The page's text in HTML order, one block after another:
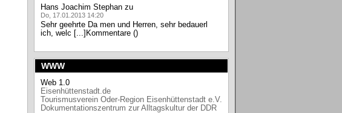
Hans Joachim Stephan zu
Do, 17.01.2013 14:20
Sehr geehrte Da men und Herren, sehr bedauerl
ich, welc [...]Kommentare ()
WWW
Web 1.0
Eisenhüttenstadt.de
Tourismusverein Oder-Region Eisenhüttenstadt e.V.
Dokumentationszentrum zur Alltagskultur der DDR